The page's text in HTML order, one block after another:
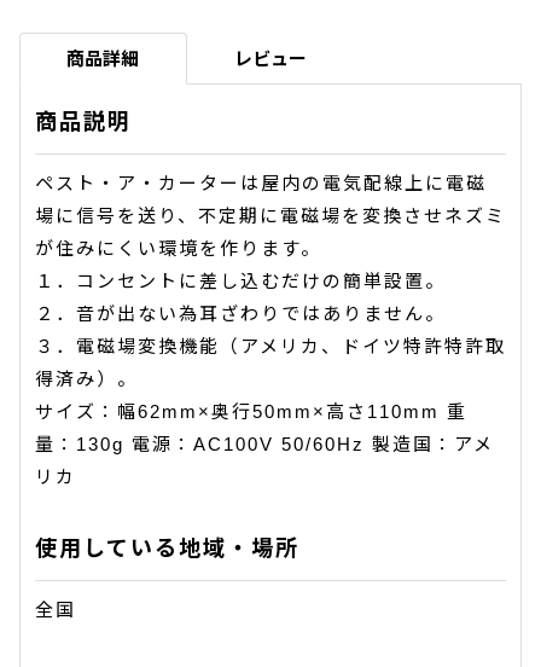
商品詳細 レビュー
商品説明
ペスト・ア・カーターは屋内の電気配線上に電磁
場に信号を送り、不定期に電磁場を変換させネズミ
が住みにくい環境を作ります。
１．コンセントに差し込むだけの簡単設置。
２．音が出ない為耳ざわりではありません。
３．電磁場変換機能（アメリカ、ドイツ特許特許取
得済み）。
サイズ：幅62mm×奥行50mm×高さ110mm 重
量：130g 電源：AC100V 50/60Hz 製造国：アメ
リカ
使用している地域・場所
全国